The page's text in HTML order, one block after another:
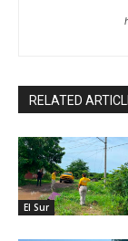
RELATED
El Sur